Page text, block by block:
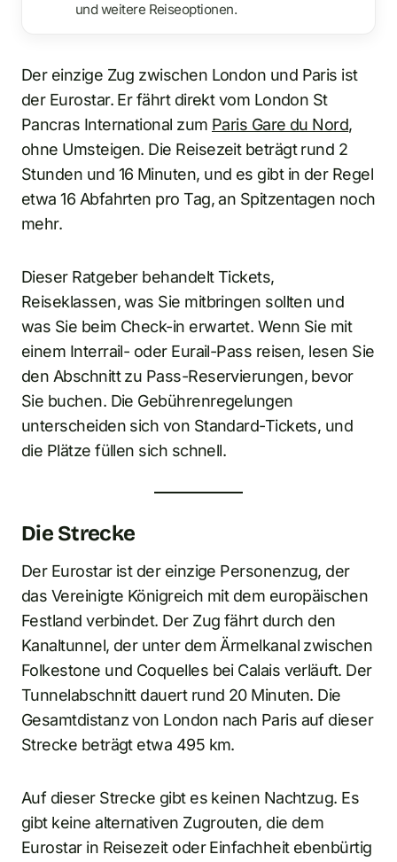
und weitere Reiseoptionen.
Der einzige Zug zwischen London und Paris ist
der Eurostar. Er fährt direkt vom London St
Pancras International zum Paris Gare du Nord,
ohne Umsteigen. Die Reisezeit beträgt rund 2
Stunden und 16 Minuten, und es gibt in der Regel
etwa 16 Abfahrten pro Tag, an Spitzentagen noch
mehr.
Dieser Ratgeber behandelt Tickets,
Reiseklassen, was Sie mitbringen sollten und
was Sie beim Check-in erwartet. Wenn Sie mit
einem Interrail- oder Eurail-Pass reisen, lesen Sie
den Abschnitt zu Pass-Reservierungen, bevor
Sie buchen. Die Gebührenregelungen
unterscheiden sich von Standard-Tickets, und
die Plätze füllen sich schnell.
Die Strecke
Der Eurostar ist der einzige Personenzug, der
das Vereinigte Königreich mit dem europäischen
Festland verbindet. Der Zug fährt durch den
Kanaltunnel, der unter dem Ärmelkanal zwischen
Folkestone und Coquelles bei Calais verläuft. Der
Tunnelabschnitt dauert rund 20 Minuten. Die
Gesamtdistanz von London nach Paris auf dieser
Strecke beträgt etwa 495 km.
Auf dieser Strecke gibt es keinen Nachtzug. Es
gibt keine alternativen Zugrouten, die dem
Eurostar in Reisezeit oder Einfachheit ebenbürtig